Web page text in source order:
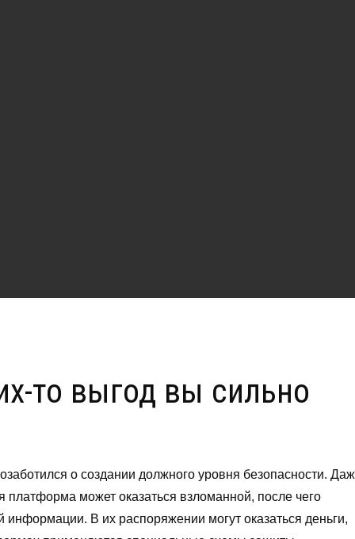
то выгод вы сильно
о создании должного уровня безопасности.
платформа может оказаться взломанной, после чего
В их распоряжении могут оказаться деньги,